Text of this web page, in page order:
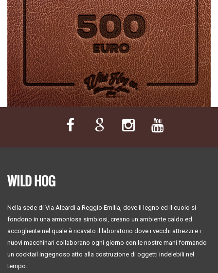
WILD HOG
Nella sede di Via Aleardi a Reggio Emilia, dove il legno ed il cuoio si
fondono in una armoniosa simbiosi, creano un ambiente caldo ed
accogliente nel quale è ricavato il laboratorio dove i vecchi attrezzi e i
nuovi macchinari collaborano ogni giorno con le nostre mani formando
un cocktail ingegnoso atto alla costruzione di oggetti indelebili nel
tempo.